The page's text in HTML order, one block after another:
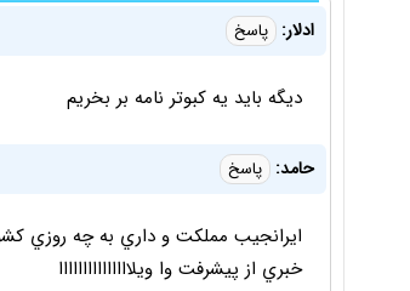
ادلار: پاسخ
دیگه باید یه کبوتر نامه بر بخریم
حامد: پاسخ
خبري از پيشرفت وا ويلااااااااااااااا